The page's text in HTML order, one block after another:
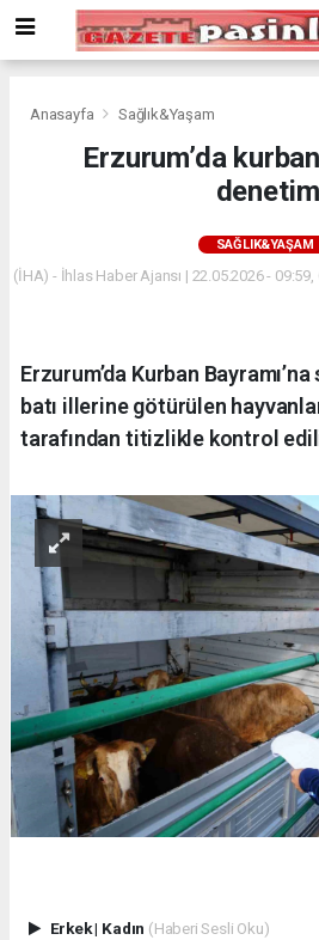
Bonusu
Veren
deneme
siteler
Veren
Anasayfa Sağlık&Yaşam
Erzurum’da
denetim
SAĞLIK&YAŞAM
(İHA) - İhlas Haber Ajansı | 22.05.2026 -
Erzurum’da Kurban
batı illerine götürülen
tarafından titizlikle kontrol
Erkek| Kadın (Haberi Sesli Oku)